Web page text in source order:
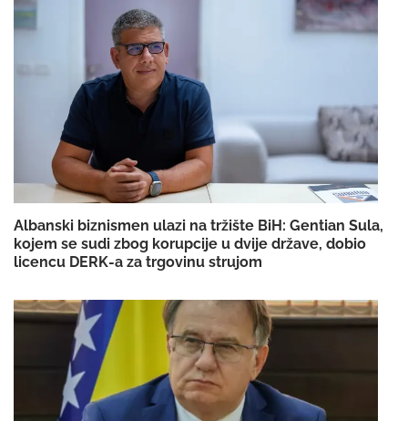
Albanski biznismen ulazi na tržište BiH: Gentian Sula,
kojem se sudi zbog korupcije u dvije države, dobio
licencu DERK-a za trgovinu strujom